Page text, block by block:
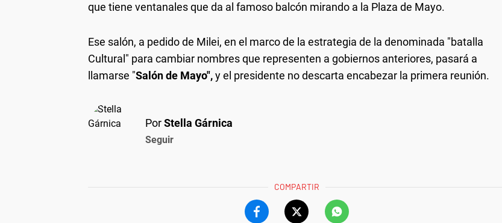
que tiene ventanales que da al famoso balcón mirando a la Plaza de Mayo.
Ese salón, a pedido de Milei, en el marco de la estrategia de la denominada "batalla
Cultural" para cambiar nombres que representen a gobiernos anteriores, pasará a
llamarse "Salón de Mayo",y el presidente no descarta encabezar la primera reunión.
PorStella Gárnica
Seguir
COMPARTIR